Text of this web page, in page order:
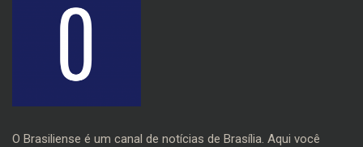
O Brasiliense é um canal de notícias de Brasília. Aqui você